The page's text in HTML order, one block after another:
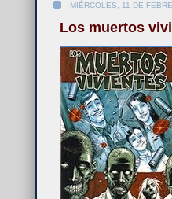
MIÉRCOLES, 11 DE
Los muertos